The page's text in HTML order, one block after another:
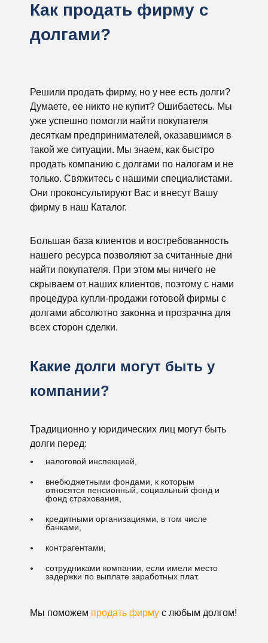
Как продать фирму с
долгами?
Решили продать фирму, но у нее есть долги?
Думаете, ее никто не купит? Ошибаетесь. Мы
уже успешно помогли найти покупателя
десяткам предпринимателей, оказавшимся в
такой же ситуации. Мы знаем, как быстро
продать компанию с долгами по налогам и не
только. Свяжитесь с нашими специалистами.
Они проконсультируют Вас и внесут Вашу
фирму в наш Каталог.
Большая база клиентов и востребованность
нашего ресурса позволяют за считанные дни
найти покупателя. При этом мы ничего не
скрываем от наших клиентов, поэтому с нами
процедура купли-продажи готовой фирмы с
долгами абсолютно законна и прозрачна для
всех сторон сделки.
Какие долги могут быть у
компании?
Традиционно у юридических лиц могут быть
долги перед:
налоговой инспекцией,
внебюджетными фондами, к которым
относятся пенсионный, социальный фонд и
фонд страхования,
кредитными организациями, в том числе
банками,
контрагентами,
сотрудниками компании, если имели место
задержки по выплате заработных плат.
Мы поможем продать фирму с любым долгом!